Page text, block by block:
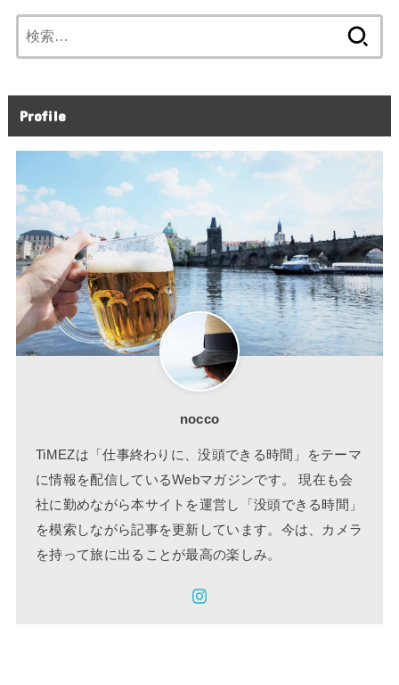
索:
Profile
nocco
TiMEZは「仕事終わりに、没頭できる時間」をテーマ
に情報を配信しているWebマガジンです。 現在も会
社に勤めながら本サイトを運営し「没頭できる時間」
を模索しながら記事を更新しています。今は、カメラ
を持って旅に出ることが最高の楽しみ。